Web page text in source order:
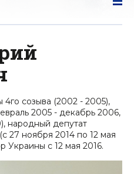
созыва (2002 - 2005),
2005 - декабрь 2006,
народный депутат
27 ноября 2014 по 12 мая
Украины с 12 мая 2016.